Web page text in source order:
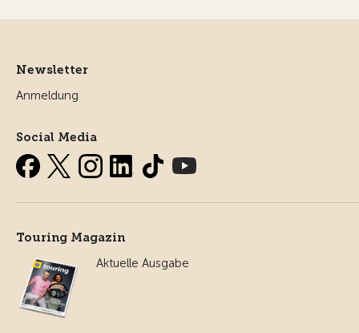
Newsletter
Anmeldung
Social Media
Touring Magazin
Aktuelle Ausgabe